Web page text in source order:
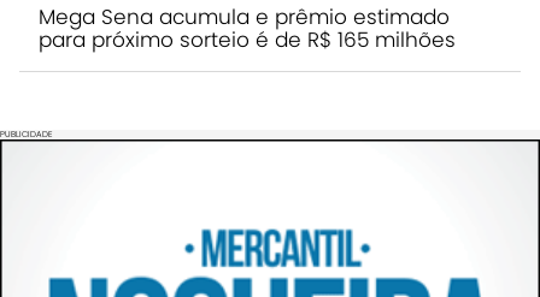
Mega Sena acumula e prêmio estimado
para próximo sorteio é de R$ 165 milhões
PUBLICIDADE